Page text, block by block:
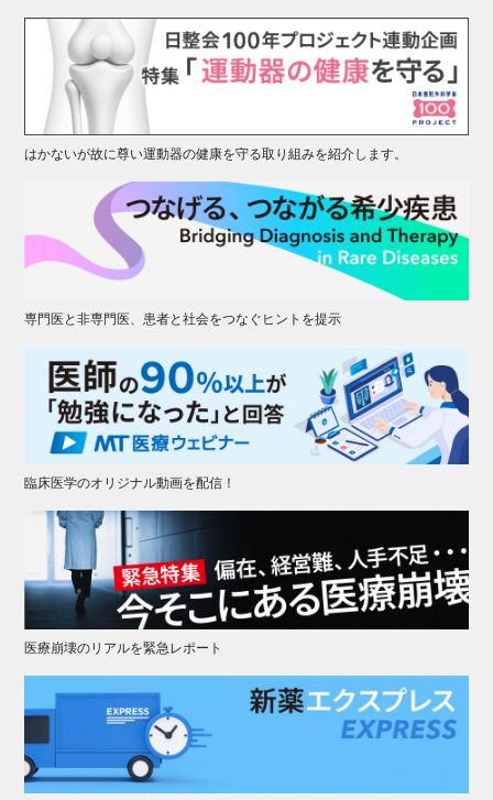
はかないが故に尊い運動器の健康を守る取り組みを紹介します。
専門医と非専門医、患者と社会をつなぐヒントを提示
臨床医学のオリジナル動画を配信！
医療崩壊のリアルを緊急レポート